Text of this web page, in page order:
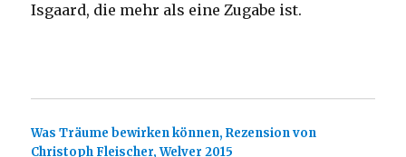
Isgaard, die mehr als eine Zugabe ist.
Was Träume bewirken können, Rezension von
Christoph Fleischer, Welver 2015